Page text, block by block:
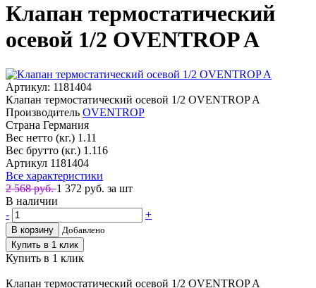
Клапан термостатический
осевой 1/2 OVENTROP A
Артикул: 1181404
Клапан термостатический осевой 1/2 OVENTROP A
Производитель OVENTROP
Страна Германия
Вес нетто (кг.) 1.11
Вес брутто (кг.) 1.116
Артикул 1181404
Все характеристики
2 568 руб.1 372 руб. за шт
В наличии
-
+
В корзину
Добавлено
Купить в 1 клик
Купить в 1 клик
Клапан термостатический осевой 1/2 OVENTROP A